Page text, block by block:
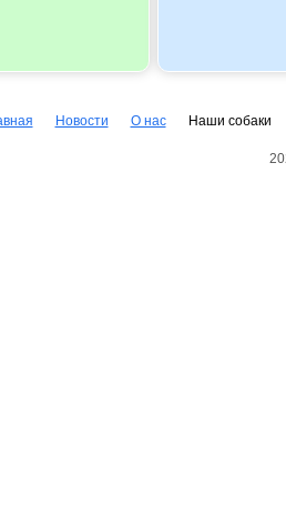
Новости О нас Наши собаки